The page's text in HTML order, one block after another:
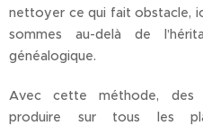
nettoyer ce qui fait obstacle,
sommes au-delà de
généalogique.
Avec cette méthode, des
produire sur tous les